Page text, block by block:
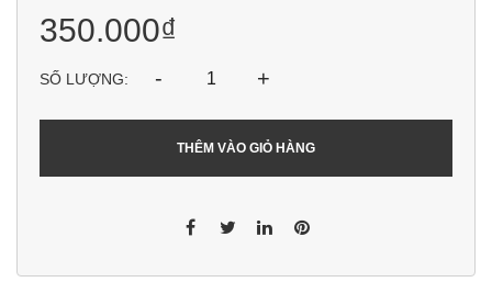
350.000₫
SỐ LƯỢNG: - +
THÊM VÀO GIỎ HÀNG